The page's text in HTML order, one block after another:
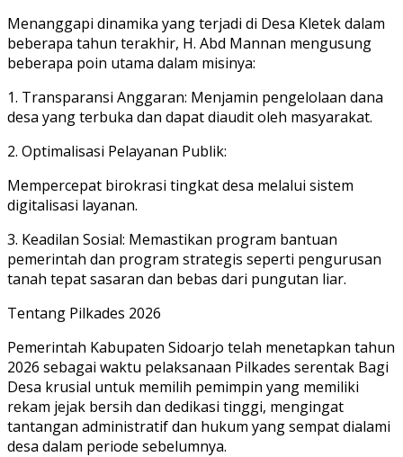
Menanggapi dinamika yang terjadi di Desa Kletek dalam
beberapa tahun terakhir, H. Abd Mannan mengusung
beberapa poin utama dalam misinya:
1. Transparansi Anggaran: Menjamin pengelolaan dana
desa yang terbuka dan dapat diaudit oleh masyarakat.
2. Optimalisasi Pelayanan Publik:
Mempercepat birokrasi tingkat desa melalui sistem
digitalisasi layanan.
3. Keadilan Sosial: Memastikan program bantuan
pemerintah dan program strategis seperti pengurusan
tanah tepat sasaran dan bebas dari pungutan liar.
Tentang Pilkades 2026
Pemerintah Kabupaten Sidoarjo telah menetapkan tahun
2026 sebagai waktu pelaksanaan Pilkades serentak Bagi
Desa krusial untuk memilih pemimpin yang memiliki
rekam jejak bersih dan dedikasi tinggi, mengingat
tantangan administratif dan hukum yang sempat dialami
desa dalam periode sebelumnya.